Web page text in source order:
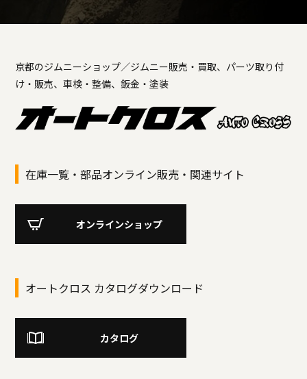
京都のジムニーショップ／ジムニー販売・買取、パーツ取り付
け・販売、車検・整備、鈑金・塗装
在庫一覧・部品オンライン販売・関連サイト
オンラインショップ
オートクロス カタログダウンロード
カタログ